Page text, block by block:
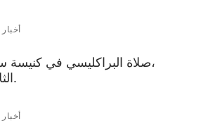
أخبار
صلاة البراكليسي في كنيسة سيدة البشارة – شليفا،
الثلاثاء في 4 آب 2026.
أخبار